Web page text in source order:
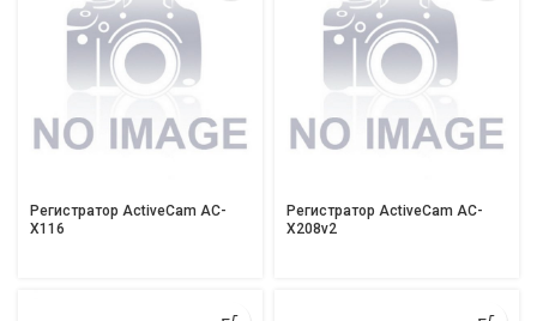
Регистратор ActiveCam AC-
X116
Регистратор ActiveCam AC-
X208v2